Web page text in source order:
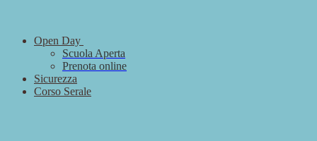
Open Day
Scuola Aperta
Prenota online
Sicurezza
Corso Serale